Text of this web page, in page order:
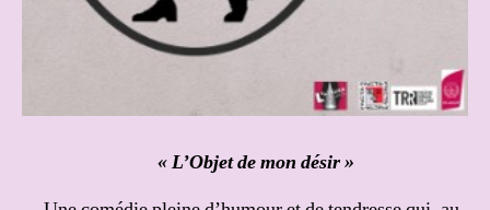
« L’Objet de mon désir »